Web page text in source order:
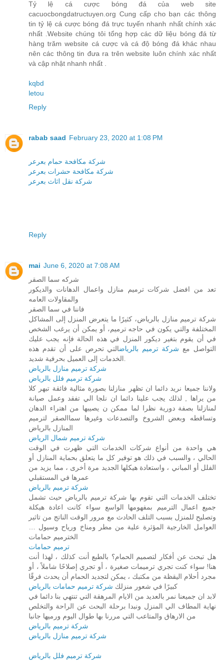
Tỷ lệ cá cược bóng đá của web site
cacuocbongdatructuyen.org Cung cấp cho bạn các thông
tin tỷ lệ cá cược bóng đá trực tuyến nhanh nhất chính xác
nhất .Website chúng tôi tổng hợp các dữ liệu bóng đá từ
hàng trăm website cá cược và cá độ bóng đá khác nhau
nên các thông tin đưa ra trên website luôn chính xác nhất
và cập nhật nhanh nhất .
kqbd
letou
Reply
rabab saad February 23, 2020 at 1:08 PM
شركة مكافحة حمام بعرعر
شركة مكافحة حشرات بعرعر
شركة نقل اثاث بعرعر
Reply
mai June 6, 2020 at 7:08 AM
شركه سما الصقر
تعد من افضل شركات ترميم منازل واعمال الدهانات والديكور
والمقاولات العامه
فاننا في سما الصقر
شركة ترميم منازل بالرياض، كثيرًا ما يتعرض المنزل إلى المشاكل
المختلفة والتي يكون في حاجه ترميم، أو يمكن أن يرغب الشخص
في أن يقوم بتغير ديكور المنزل في هذه الحالة فإنه يجب عليك
التواصل مع شركة ترميم بالرياضالتي تحرص على أن تقدم هذه
شركة ترميم منازل بالرياض
شركة ترميم فلل بالرياض
ولاننا جميعا نريد دائما ان تظهر منازلنا بصورة مثالية فائقة تبهر كلا
من يراها , لذلك يجب علينا دائما ان نلجا الي تفقد وعمل صيانة
لمنازلنا بصفة دورية نظرا لما ممكن ن يصيبها من اهتراء الدهان
وتساقطه وبعض الشروخ والتصدعات وغيرها سماالصقر لترميم
المنازل بالرياض
شركة ترميم شمال الرياض
هي واحدة من أنواع شركات الخدمات التي ظهرت في الوقت
الحالي ، والسبب في ذلك هو توفير كل ما يتعلق بحماية المنازل أو
الفلل أو المباني ، واستعادة هيكلها الجديد مرة أخرى ، مما يزيد من
عمرها في المستقبلي
شركة ترميم بالرياض
تختلف الخدمات التي تقوم بها شركة ترميم بالرياض حيث تشمل
جميع اعمال الترميم بمفهومها الواسع سواء كانت اعادة هيكلة
وتصليح للمنزل بسبب التلف الحادث مع مرور الوقت الناتج من تاثير
العوامل الخارجية المؤثرة علية من مطر ومناخ ورياح وسيول …
الخترميم حمامات
ترميم حمامات
هل تبحث عن أفكار لتصميم الحمام؟ بالطبع أنت كذلك ، لهذا أنت
هنا! سواء كنت تجري ترميمات صغيرة ، أو تجري إصلاحًا شاملاً ، أو
مجرد أحلام اليقظة من مكتبك ، يمكن لتجديد الحمام أن يحدث فرقًا
كبيرًا في شعور منزلك شركة ترميم حمامات بالرياض
لابد ان جميعنا نمر بالعديد من الايام المرهقة التي تنتهي بنا دائما في
نهاية المطاف الي المنزل ونبدا برحلة البحث عن الراحة والتخلص
من الارهاق والمتاعب التي مررنا بها طوال اليوم ورميها جانبا
شركة ترميم بالرياض
شركة ترميم منازل بالرياض
شركة ترميم فلل بالرياض